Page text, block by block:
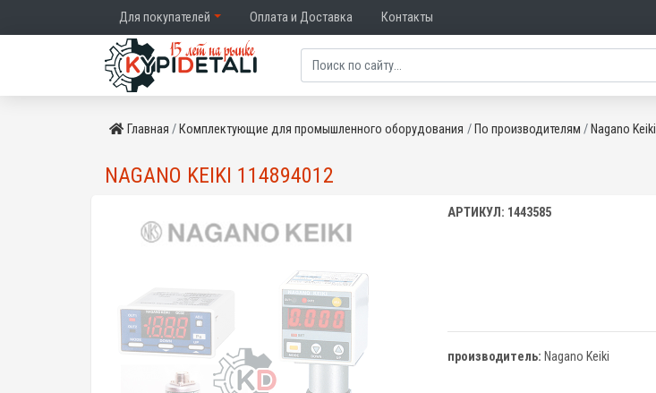
Для покупателей Оплата и Доставка Контакты
Главная Комплектующие для промышленного оборудования По производителям Nagano Keiki
NAGANO KEIKI 114894012
АРТИКУЛ: 1443585
производитель: Nagano Keiki